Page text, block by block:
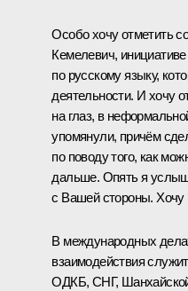
Особо хочу отметить
Кемелевич,
по русскому языку,
деятельности. И хочу
на глаз, в
упомянули, причём
по поводу того, как
дальше. Опять я
с Вашей стороны. Хочу
В международных
взаимодействия
ОДКБ, СНГ,